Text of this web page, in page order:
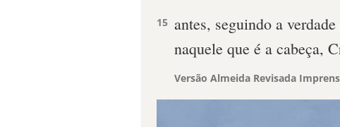
15 antes, seguindo a
naquele que é a cabeça,
Versão Almeida Revisada